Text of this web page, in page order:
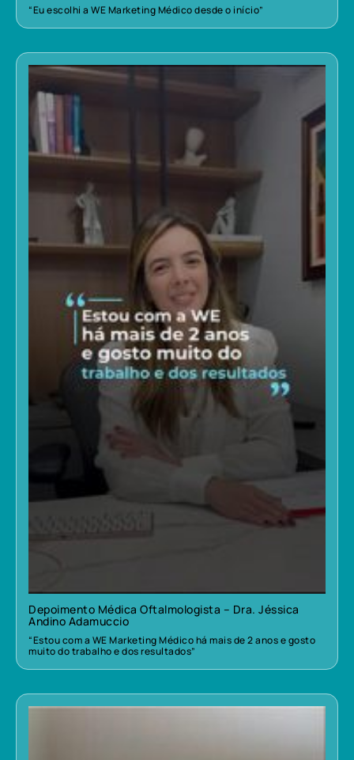
“Eu escolhi a WE Marketing Médico desde o início”
Depoimento Médica Oftalmologista – Dra. Jéssica
Andino Adamuccio
“Estou com a WE Marketing Médico há mais de 2 anos e gosto
muito do trabalho e dos resultados”